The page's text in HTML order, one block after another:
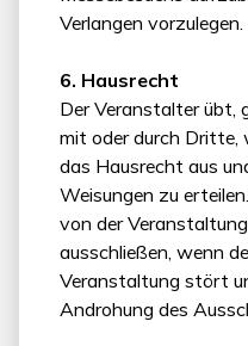
Verlangen vorzulegen.
6. Hausrecht
Der Veranstalter übt,
mit oder durch Dritte,
das Hausrecht aus
Weisungen zu
von der
ausschließen, wenn
Veranstaltung stört
Androhung des